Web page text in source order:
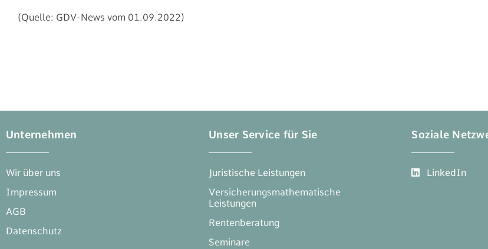
(Quelle: GDV-News vom 01.09.2022)
Unternehmen
Wir über uns
Impressum
AGB
Datenschutz
Unser Service für Sie
Juristische Leistungen
Versicherungsmathematische
Leistungen
Rentenberatung
Seminare
Soziale
LinkedIn